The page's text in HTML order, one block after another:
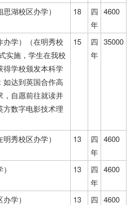
湖校区办学） 18
四
年
4600
办学）（在明秀校
实施，学生在我校
得学校颁发本科学
如达到英国合作高
，自愿前往就读并
方数字电影技术理
15
四
年
35000
秀校区办学） 13
四
年
4600
13
四
年
4600
学） 13
四 4600